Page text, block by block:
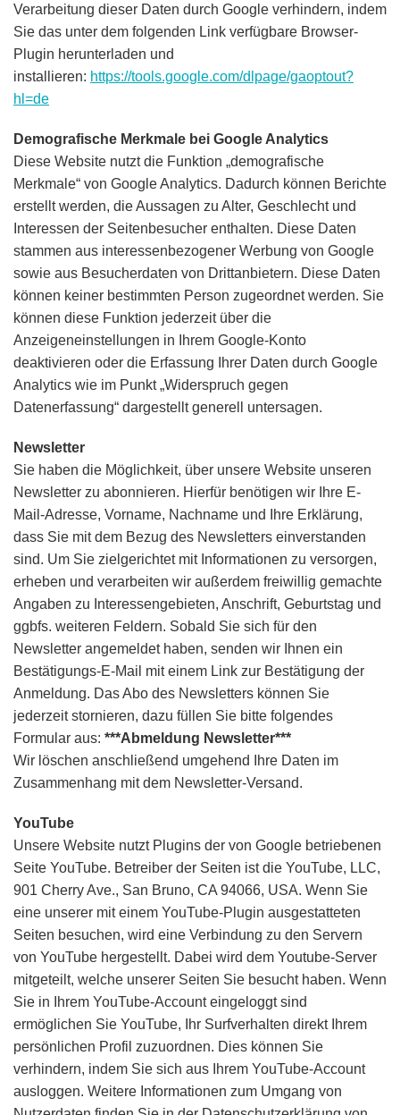
Verarbeitung dieser Daten durch Google verhindern, indem
Sie das unter dem folgenden Link verfügbare Browser-
Plugin herunterladen und
installieren: https://tools.google.com/dlpage/gaoptout?
hl=de
Demografische Merkmale bei Google Analytics
Diese Website nutzt die Funktion „demografische
Merkmale“ von Google Analytics. Dadurch können Berichte
erstellt werden, die Aussagen zu Alter, Geschlecht und
Interessen der Seitenbesucher enthalten. Diese Daten
stammen aus interessenbezogener Werbung von Google
sowie aus Besucherdaten von Drittanbietern. Diese Daten
können keiner bestimmten Person zugeordnet werden. Sie
können diese Funktion jederzeit über die
Anzeigeneinstellungen in Ihrem Google-Konto
deaktivieren oder die Erfassung Ihrer Daten durch Google
Analytics wie im Punkt „Widerspruch gegen
Datenerfassung“ dargestellt generell untersagen.
Newsletter
Sie haben die Möglichkeit, über unsere Website unseren
Newsletter zu abonnieren. Hierfür benötigen wir Ihre E-
Mail-Adresse, Vorname, Nachname und Ihre Erklärung,
dass Sie mit dem Bezug des Newsletters einverstanden
sind. Um Sie zielgerichtet mit Informationen zu versorgen,
erheben und verarbeiten wir außerdem freiwillig gemachte
Angaben zu Interessengebieten, Anschrift, Geburtstag und
ggbfs. weiteren Feldern. Sobald Sie sich für den
Newsletter angemeldet haben, senden wir Ihnen ein
Bestätigungs-E-Mail mit einem Link zur Bestätigung der
Anmeldung. Das Abo des Newsletters können Sie
jederzeit stornieren, dazu füllen Sie bitte folgendes
Formular aus: ***Abmeldung Newsletter***
Wir löschen anschließend umgehend Ihre Daten im
Zusammenhang mit dem Newsletter-Versand.
YouTube
Unsere Website nutzt Plugins der von Google betriebenen
Seite YouTube. Betreiber der Seiten ist die YouTube, LLC,
901 Cherry Ave., San Bruno, CA 94066, USA. Wenn Sie
eine unserer mit einem YouTube-Plugin ausgestatteten
Seiten besuchen, wird eine Verbindung zu den Servern
von YouTube hergestellt. Dabei wird dem Youtube-Server
mitgeteilt, welche unserer Seiten Sie besucht haben. Wenn
Sie in Ihrem YouTube-Account eingeloggt sind
ermöglichen Sie YouTube, Ihr Surfverhalten direkt Ihrem
persönlichen Profil zuzuordnen. Dies können Sie
verhindern, indem Sie sich aus Ihrem YouTube-Account
ausloggen. Weitere Informationen zum Umgang von